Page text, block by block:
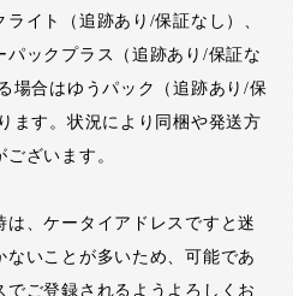
イト（追跡あり/保証なし）、
パックプラス（追跡あり/保証な
場合はゆうパック（追跡あり/保
ます。状況により同梱や発送方
ざいます。
は、ケータイアドレスですと迷
いことが多いため、可能であ
ご登録されるようよろしくお